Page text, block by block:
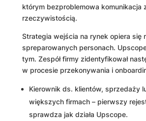
którym bezproblemowa komunikacja
rzeczywistością.
Strategia wejścia na rynek opiera się
spreparowanych personach.
tym. Zespół firmy zidentyfikował
w procesie przekonywania i
Kierownik ds. klientów, sprzedaży
większych firmach – pierwszy
sprawdza jak działa Upscope.